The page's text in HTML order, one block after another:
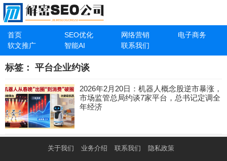
首页 SEO优化 网络营销
电子商务
软文推广
智能AI 联系我们
标签： 平台企业约谈
2026年2月20日：机器人概念股逆市暴涨，
市场监管总局约谈7家平台，总书记定调全
年经济
关于我们 业务介绍 联系我们 隐私政策